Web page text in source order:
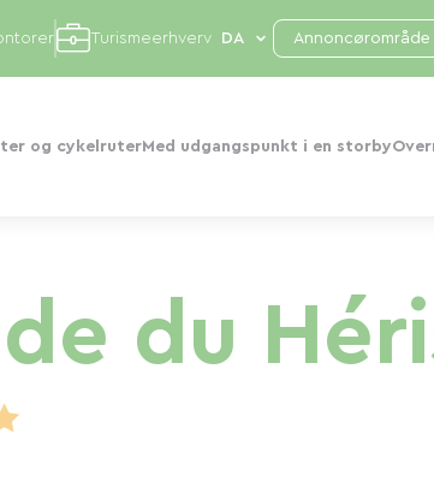
og cykelruterMed udgangspunkt i en storby
Turismeerhverv Annoncørområde
du